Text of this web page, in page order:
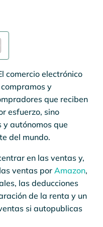
comercio electrónico
y
que reciben
esfuerzo, sino
autónomos que
del mundo.
en las ventas y,
ventas porAmazon,
las deducciones
de la renta y un
si autopublicas